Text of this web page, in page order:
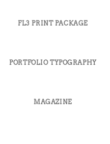
FL3 PRINT PACKAGE
PORTFOLIO TYPOGRAPHY
MAGAZINE